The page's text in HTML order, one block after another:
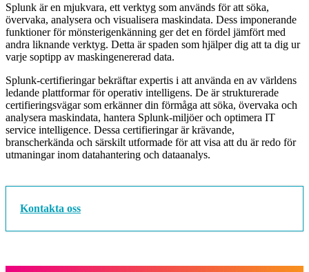
Splunk är en mjukvara, ett verktyg som används för att söka,
övervaka, analysera och visualisera maskindata. Dess imponerande
funktioner för mönsterigenkänning ger det en fördel jämfört med
andra liknande verktyg. Detta är spaden som hjälper dig att ta dig ur
varje soptipp av maskingenererad data.
Splunk-certifieringar bekräftar expertis i att använda en av världens
ledande plattformar för operativ intelligens. De är strukturerade
certifieringsvägar som erkänner din förmåga att söka, övervaka och
analysera maskindata, hantera Splunk-miljöer och optimera IT
service intelligence. Dessa certifieringar är krävande,
branscherkända och särskilt utformade för att visa att du är redo för
utmaningar inom datahantering och dataanalys.
Kontakta oss